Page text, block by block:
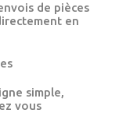
de pièces
en
simple,
vous